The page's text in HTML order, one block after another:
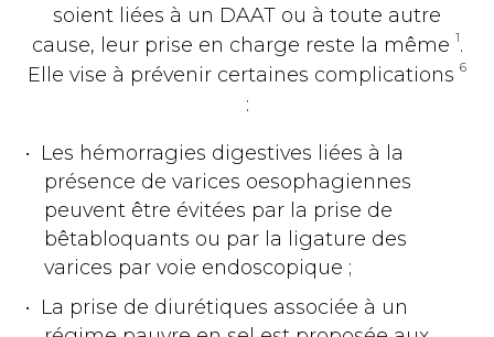
soient liées à un DAAT ou à toute autre
cause, leur prise en charge reste la même 1.
Elle vise à prévenir certaines complications 6
:
Les hémorragies digestives liées à la
présence de varices oesophagiennes
peuvent être évitées par la prise de
bêtabloquants ou par la ligature des
varices par voie endoscopique ;
La prise de diurétiques associée à un